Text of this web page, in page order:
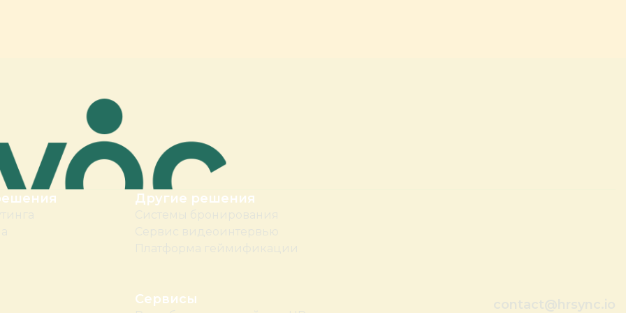
Другие решения
Сервисы